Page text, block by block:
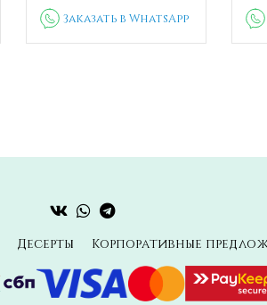
Заказать в WhatsApp
Десерты Корпоративные